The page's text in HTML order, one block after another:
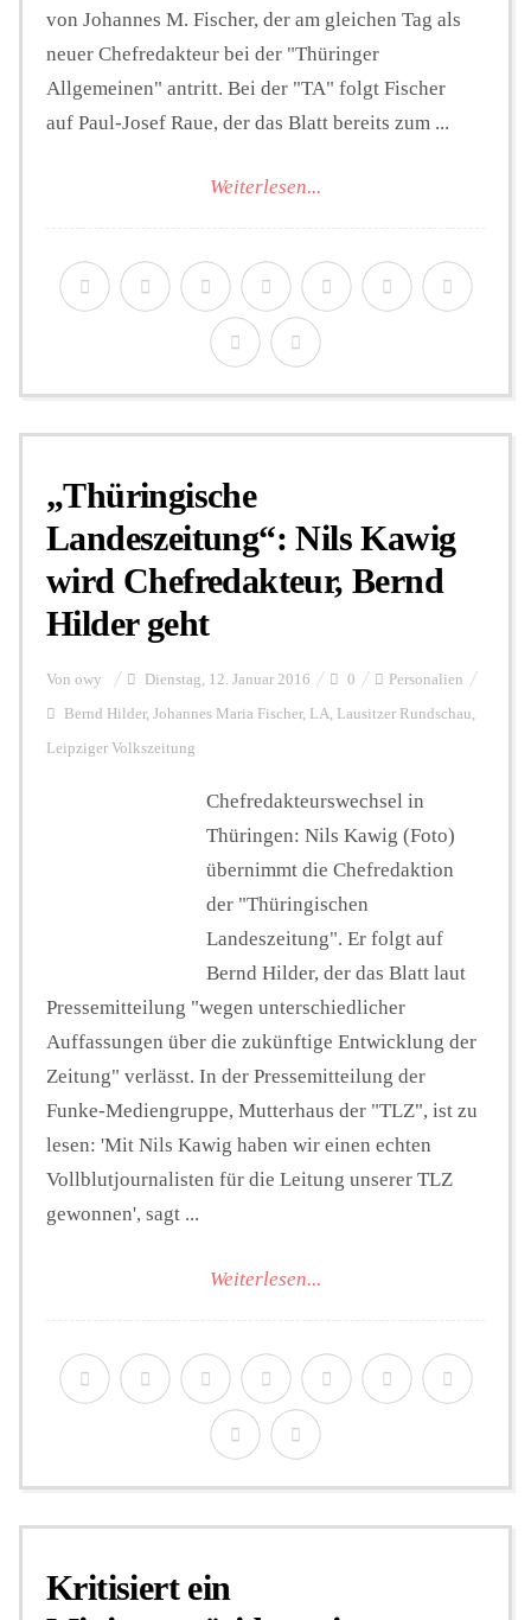
von Johannes M. Fischer, der am gleichen Tag als
neuer Chefredakteur bei der "Thüringer
Allgemeinen" antritt. Bei der "TA" folgt Fischer
auf Paul-Josef Raue, der das Blatt bereits zum ...
Weiterlesen...
„Thüringische
Landeszeitung“: Nils Kawig
wird Chefredakteur, Bernd
Hilder geht
Von owy Dienstag, 12. Januar 2016 0 Personalien
Bernd Hilder, Johannes Maria Fischer, LA, Lausitzer Rundschau,
Leipziger Volkszeitung
Chefredakteurswechsel in
Thüringen: Nils Kawig (Foto)
übernimmt die Chefredaktion
der "Thüringischen
Landeszeitung". Er folgt auf
Bernd Hilder, der das Blatt laut
Pressemitteilung "wegen unterschiedlicher
Auffassungen über die zukünftige Entwicklung der
Zeitung" verlässt. In der Pressemitteilung der
Funke-Mediengruppe, Mutterhaus der "TLZ", ist zu
lesen: 'Mit Nils Kawig haben wir einen echten
Vollblutjournalisten für die Leitung unserer TLZ
gewonnen', sagt ...
Weiterlesen...
Kritisiert ein